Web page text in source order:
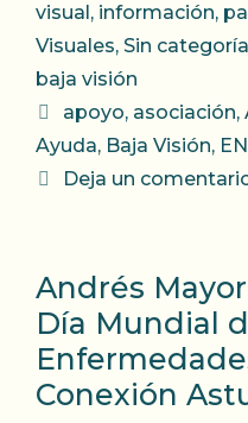
visual , información,
Visuales, Sin categoría
baja visión
Etiquetas
apoyo, asociación,
Ayuda, Baja Visión,
Deja un
Andrés
Día Mundial
Conexión